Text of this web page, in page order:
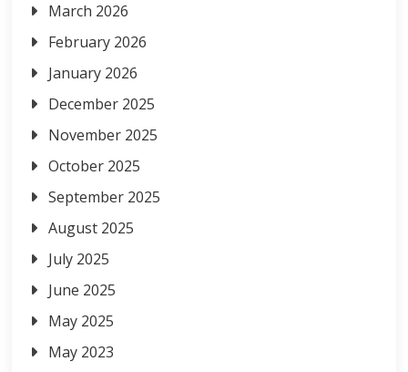
March 2026
February 2026
January 2026
December 2025
November 2025
October 2025
September 2025
August 2025
July 2025
June 2025
May 2025
May 2023